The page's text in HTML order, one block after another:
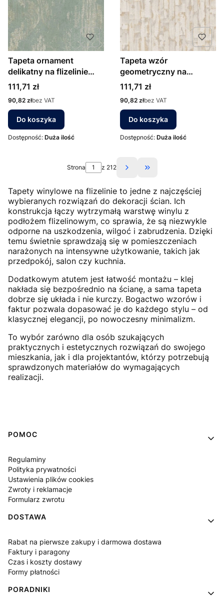
Tapeta ornament
delikatny na flizelinie
78672-5 AS Creation
zielony sage złoty
Cena
111,71 zł
Cena
90,82 złbez VAT
Do koszyka
Dostępność: Duża ilość
Tapeta wzór
geometryczny na
flizelinie 78666-1 AS
Creation beżowo złota
Cena
111,71 zł
Cena
90,82 złbez VAT
Do koszyka
Dostępność: Duża ilość
Strona z 212 Przejdź do ostatniej
Tapety winylowe na flizelinie to jedne z najczęściej
wybieranych rozwiązań do dekoracji ścian. Ich
konstrukcja łączy wytrzymałą warstwę winylu z
podłożem flizelinowym, co sprawia, że są niezwykle
odporne na uszkodzenia, wilgoć i zabrudzenia. Dzięki
temu świetnie sprawdzają się w pomieszczeniach
narażonych na intensywne użytkowanie, takich jak
przedpokój, salon czy kuchnia.
Dodatkowym atutem jest łatwość montażu – klej
nakłada się bezpośrednio na ścianę, a sama tapeta
dobrze się układa i nie kurczy. Bogactwo wzorów i
faktur pozwala dopasować je do każdego stylu – od
klasycznej elegancji, po nowoczesny minimalizm.
To wybór zarówno dla osób szukających
praktycznych i estetycznych rozwiązań do swojego
mieszkania, jak i dla projektantów, którzy potrzebują
sprawdzonych materiałów do wymagających
realizacji.
Linki w stopce
POMOC
Regulaminy
Polityka prywatności
Ustawienia plików cookies
Zwroty i reklamacje
Formularz zwrotu
DOSTAWA
Rabat na pierwsze zakupy i darmowa dostawa
Faktury i paragony
Czas i koszty dostawy
Formy płatności
PORADNIKI